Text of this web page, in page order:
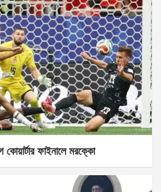
কোয়ার্টার ফাইনালে মরক্কো